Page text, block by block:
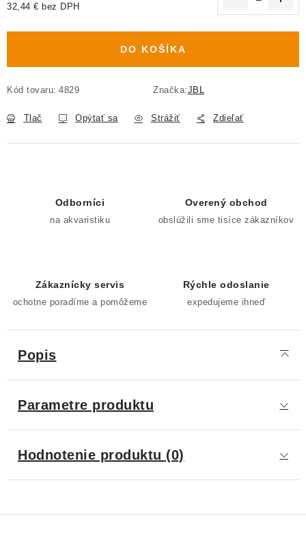
32,44 € bez DPH
DO KOŠÍKA
Kód tovaru: 4829 Značka:JBL
Tlač Opýtať sa Strážiť Zdieľať
Odborníci
na akvaristiku
Overený obchod
obslúžili sme tisíce zákazníkov
Zákaznícky servis
ochotne poradíme a pomôžeme
Rýchle odoslanie
expedujeme ihneď
Popis
Parametre produktu
Hodnotenie produktu (0)